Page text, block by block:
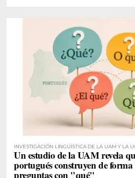
INVESTIGACIÓN LINGÜÍSTICA DE LA UAM Y LA
Un estudio de la UAM revela
portugués construyen de
preguntas con "qué"